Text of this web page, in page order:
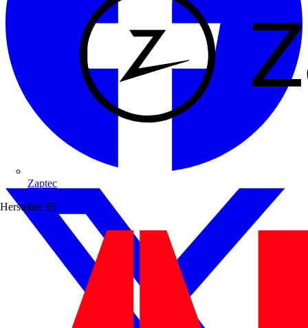
Zaptec
Hersteller 35